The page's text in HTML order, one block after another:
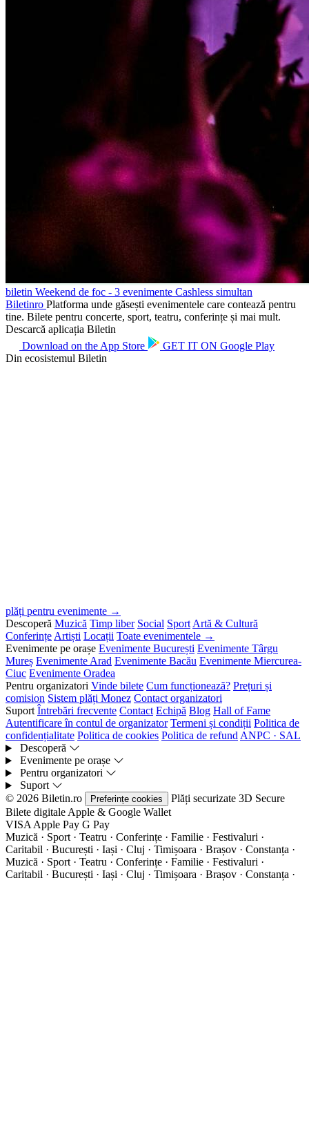
biletin Weekend de foc - 3 evenimente Cashless simultan
Biletinro Platforma unde găsești evenimentele care contează pentru
tine. Bilete pentru concerte, sport, teatru, conferințe și mai mult.
Descarcă aplicația Biletin
Download on theApp Store GET IT ON Google Play
Din ecosistemul Biletin
plăți pentru evenimente →
Descoperă Muzică Timp liber Social SportArtă & Cultură
ConferințeArtiști Locații Toate evenimentele →
Evenimente pe orașe Evenimente București Evenimente Târgu
Mureș Evenimente Arad Evenimente Bacău Evenimente Miercurea-
Ciuc Evenimente Oradea
Pentru organizatori Vinde bilete Cum funcționează? Prețuri și
comision Sistem plăți Monez Contact organizatori
Suport Întrebări frecvente Contact Echipă Blog Hall of Fame
Autentificare în contul de organizator Termeni și condiții Politica de
confidențialitate Politica de cookies Politica de refundANPC · SAL
Descoperă
Evenimente pe orașe
Pentru organizatori
Suport
© 2026 Biletin.ro
Preferințe cookies Plăți securizate 3D Secure
Bilete digitaleApple & Google Wallet
VISAApple Pay G Pay
Muzică · Sport · Teatru · Conferințe · Familie · Festivaluri ·
Caritabil · București · Iași · Cluj · Timișoara · Brașov · Constanța ·
Muzică · Sport · Teatru · Conferințe · Familie · Festivaluri ·
Caritabil · București · Iași · Cluj · Timișoara · Brașov · Constanța ·